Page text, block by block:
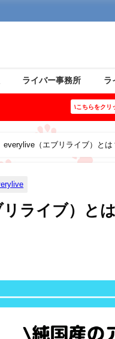
ライバー事務所 ラ
\こちらをクリ
everylive（エブリライブ）とは
ライブ）と